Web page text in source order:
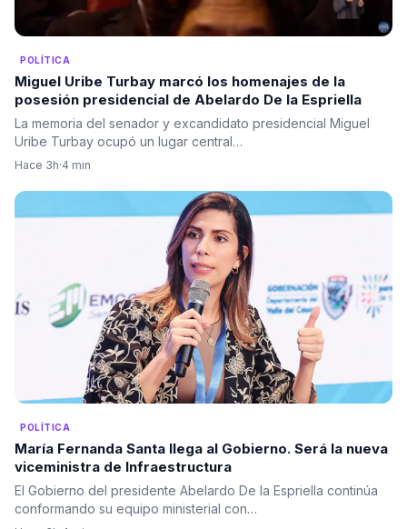
POLÍTICA
Miguel Uribe Turbay marcó los homenajes de la
posesión presidencial de Abelardo De la Espriella
La memoria del senador y excandidato presidencial Miguel
Uribe Turbay ocupó un lugar central…
Hace 3h·4 min
POLÍTICA
María Fernanda Santa llega al Gobierno. Será la nueva
viceministra de Infraestructura
El Gobierno del presidente Abelardo De la Espriella continúa
conformando su equipo ministerial con…